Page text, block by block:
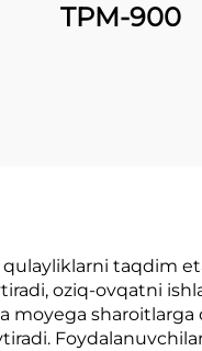
TPM-900
taqdim
oziq-ovqatni